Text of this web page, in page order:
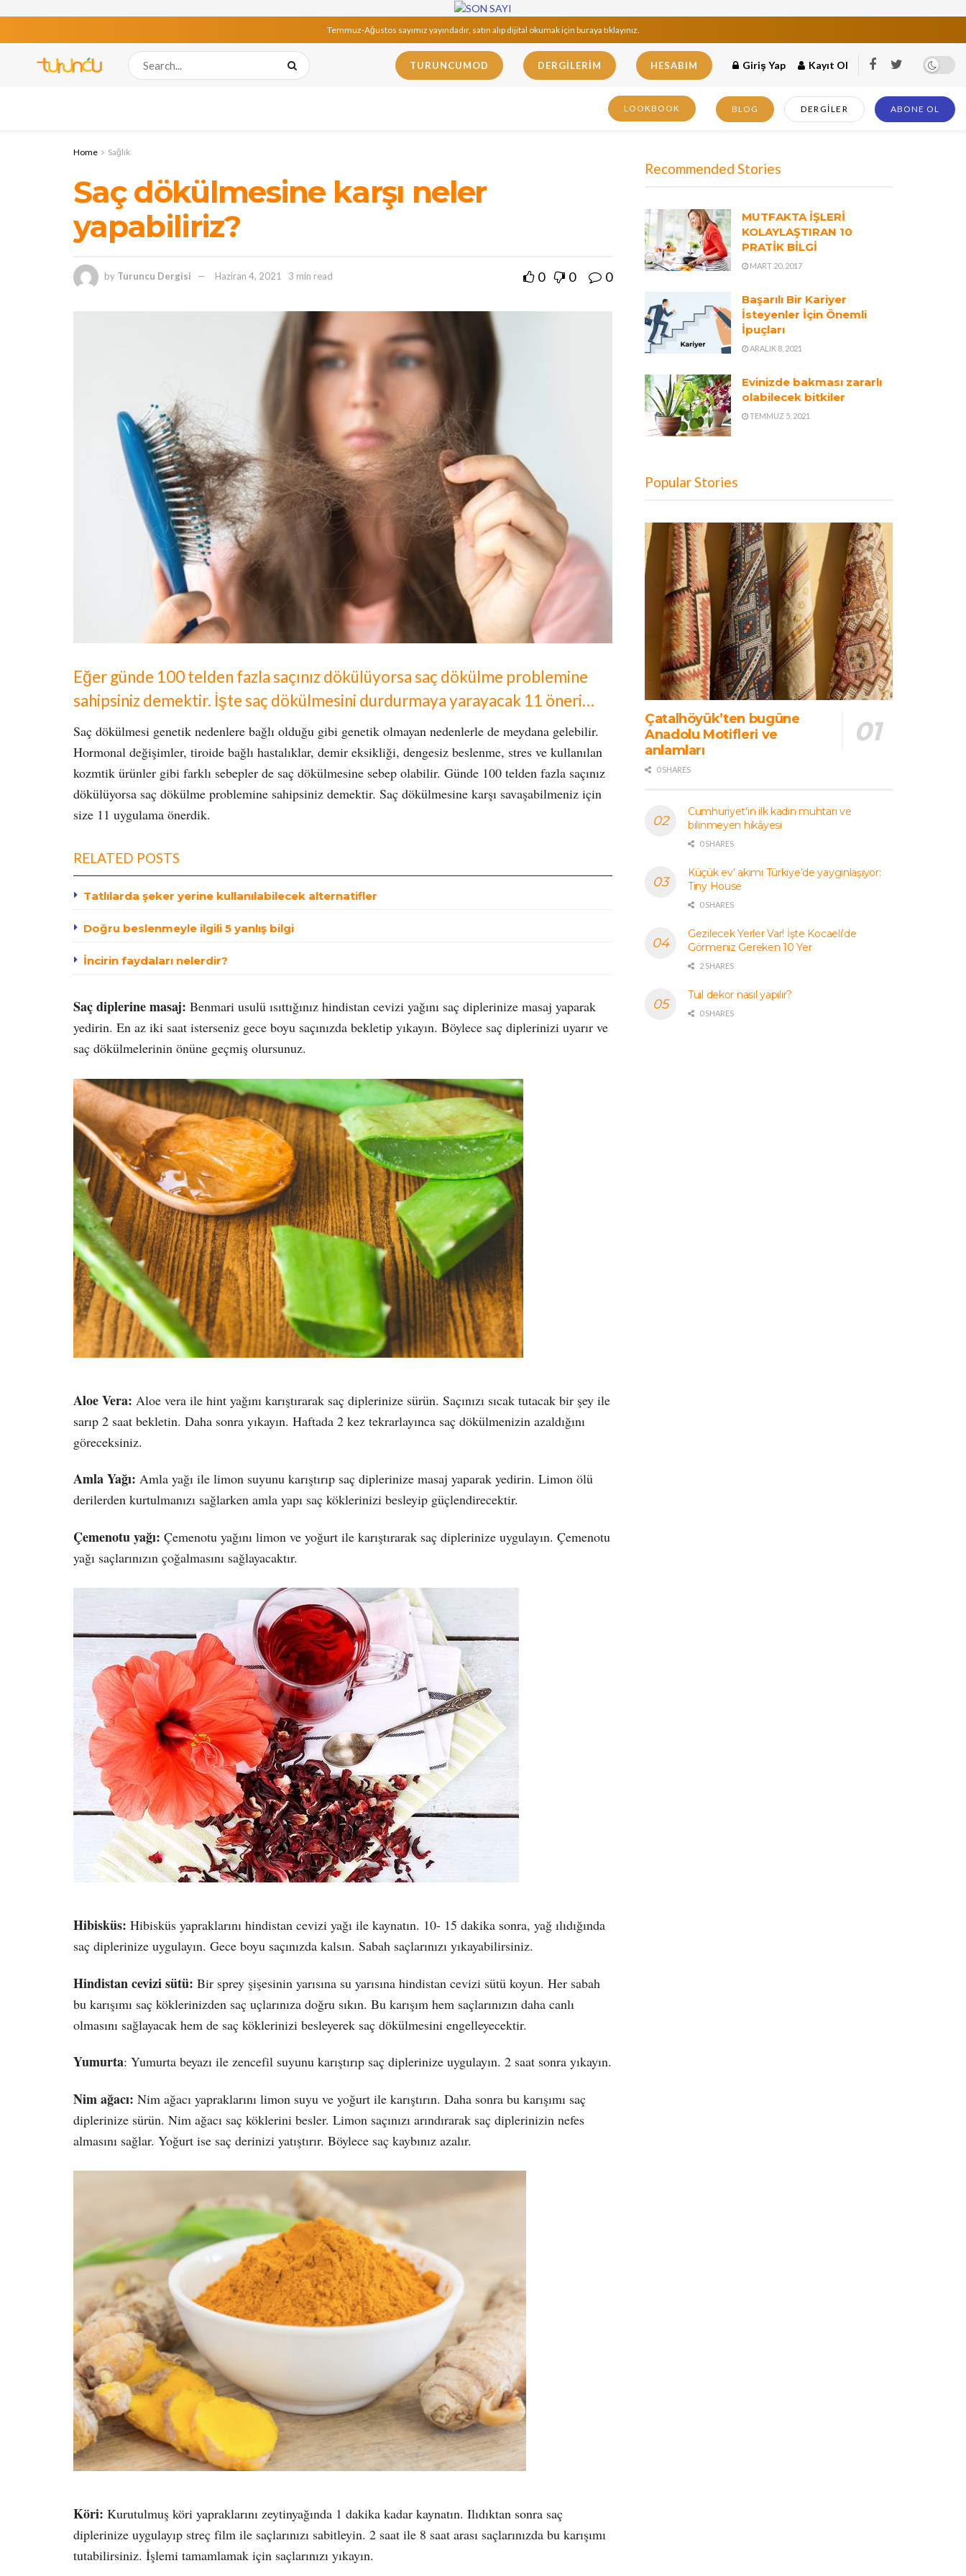
Temmuz-Ağustos sayımız yayındadır, satın alıp dijital okumak için buraya tıklayınız.
TURUNCUMOD DERGILERIM HESABIM Giriş Yap Kayıt Ol
LOOKBOOK BLOG DERGILER ABONE OL
Home Sağlık
Saç dökülmesine karşı neler
yapabiliriz?
by Turuncu Dergisi Haziran 4, 2021 3 min read 0 0 0
Eğer günde 100 telden fazla saçınız dökülüyorsa saç dökülme problemine
sahipsiniz demektir. İşte saç dökülmesini durdurmaya yarayacak 11 öneri…
Saç dökülmesi genetik nedenlere bağlı olduğu gibi genetik olmayan nedenlerle de meydana gelebilir.
Hormonal değişimler, tiroide bağlı hastalıklar, demir eksikliği, dengesiz beslenme, stres ve kullanılan
kozmtik ürünler gibi farklı sebepler de saç dökülmesine sebep olabilir. Günde 100 telden fazla saçınız
dökülüyorsa saç dökülme problemine sahipsiniz demektir. Saç dökülmesine karşı savaşabilmeniz için
size 11 uygulama önerdik.
RELATED POSTS
Tatlılarda şeker yerine kullanılabilecek alternatifler
Doğru beslenmeyle ilgili 5 yanlış bilgi
İncirin faydaları nelerdir?
Saç diplerine masaj: Benmari usulü ısıttığınız hindistan cevizi yağını saç diplerinize masaj yaparak
yedirin. En az iki saat isterseniz gece boyu saçınızda bekletip yıkayın. Böylece saç diplerinizi uyarır ve
saç dökülmelerinin önüne geçmiş olursunuz.
Aloe Vera: Aloe vera ile hint yağını karıştırarak saç diplerinize sürün. Saçınızı sıcak tutacak bir şey ile
sarıp 2 saat bekletin. Daha sonra yıkayın. Haftada 2 kez tekrarlayınca saç dökülmenizin azaldığını
göreceksiniz.
Amla Yağı: Amla yağı ile limon suyunu karıştırıp saç diplerinize masaj yaparak yedirin. Limon ölü
derilerden kurtulmanızı sağlarken amla yapı saç köklerinizi besleyip güçlendirecektir.
Çemenotu yağı: Çemenotu yağını limon ve yoğurt ile karıştırarak saç diplerinize uygulayın. Çemenotu
yağı saçlarınızın çoğalmasını sağlayacaktır.
Hibisküs: Hibisküs yapraklarını hindistan cevizi yağı ile kaynatın. 10- 15 dakika sonra, yağ ılıdığında
saç diplerinize uygulayın. Gece boyu saçınızda kalsın. Sabah saçlarınızı yıkayabilirsiniz.
Hindistan cevizi sütü: Bir sprey şişesinin yarısına su yarısına hindistan cevizi sütü koyun. Her sabah
bu karışımı saç köklerinizden saç uçlarınıza doğru sıkın. Bu karışım hem saçlarınızın daha canlı
olmasını sağlayacak hem de saç köklerinizi besleyerek saç dökülmesini engelleyecektir.
Yumurta: Yumurta beyazı ile zencefil suyunu karıştırıp saç diplerinize uygulayın. 2 saat sonra yıkayın.
Nim ağacı: Nim ağacı yapraklarını limon suyu ve yoğurt ile karıştırın. Daha sonra bu karışımı saç
diplerinize sürün. Nim ağacı saç köklerini besler. Limon saçınızı arındırarak saç diplerinizin nefes
almasını sağlar. Yoğurt ise saç derinizi yatıştırır. Böylece saç kaybınız azalır.
Köri: Kurutulmuş köri yapraklarını zeytinyağında 1 dakika kadar kaynatın. Ilıdıktan sonra saç
diplerinize uygulayıp streç film ile saçlarınızı sabitleyin. 2 saat ile 8 saat arası saçlarınızda bu karışımı
tutabilirsiniz. İşlemi tamamlamak için saçlarınızı yıkayın.
Recommended Stories
MUTFAKTA İŞLERİ
KOLAYLAŞTIRAN 10
PRATİK BİLGİ
MART 20, 2017
Başarılı Bir Kariyer
İsteyenler İçin Önemli
İpuçları
ARALIK 8, 2021
Evinizde bakması zararlı
olabilecek bitkiler
TEMMUZ 5, 2021
Popular Stories
Çatalhöyük’ten bugüne
Anadolu Motifleri ve
anlamları
0 SHARES
Cumhuriyet’in ilk kadın muhtarı ve
bilinmeyen hikâyesi
0 SHARES
Küçük ev’ akımı Türkiye’de yaygınlaşıyor:
Tiny House
0 SHARES
Gezilecek Yerler Var! İşte Kocaeli’de
Görmeniz Gereken 10 Yer
2 SHARES
Tuil dekor nasıl yapılır?
0 SHARES